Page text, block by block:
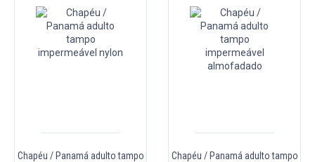
Chapéu / Panamá adulto tampo
Chapéu / Panamá adulto tampo